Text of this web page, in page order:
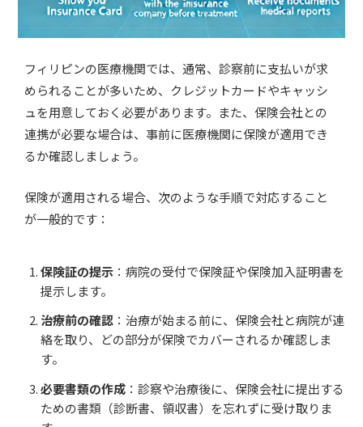
フィリピンの医療機関では、通常、診察前に支払いが求
められることが多いため、クレジットカードやキャッシ
ュを用意しておく必要があります。また、保険会社との
連携が必要な場合は、事前に医療機関に保険が適用でき
るか確認しましょう。
保険が適用される場合、次のような手順で対応すること
が一般的です：
保険証の提示：病院の受付で保険証や保険加入証明書を
提示します。
治療前の確認：治療が始まる前に、保険会社と病院が連
絡を取り、どの部分が保険でカバーされるか確認しま
す。
必要書類の作成：診察や治療後に、保険会社に提出する
ための書類（診断書、領収書）を忘れずに受け取りま